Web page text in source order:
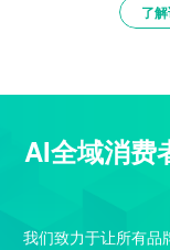
了
AI全域消费
我们致力于让所有品